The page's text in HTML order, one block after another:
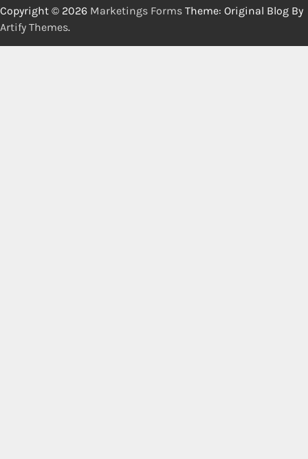
Copyright © 2026 Marketings Forms Theme: Original Blog By
Artify Themes.